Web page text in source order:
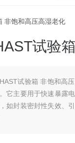
非饱和高压高湿老化
试验
试验箱 非饱和高
它主要用于快速暴露
如封装密封性失效、